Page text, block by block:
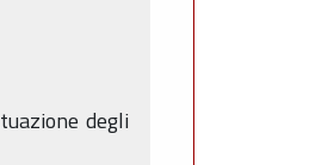
degli